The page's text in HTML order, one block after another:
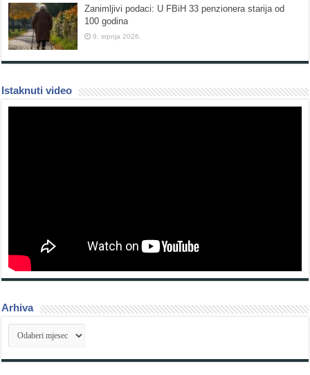
Zanimljivi podaci: U FBiH 33 penzionera starija od
100 godina
9. srpnja 2026.
Istaknuti video
Arhiva
Arhiva